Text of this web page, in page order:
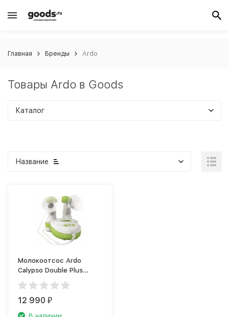
Главная Бренды Ardo
Товары Ardo в Goods
Каталог
Название
Молокоотсос Ardo
Calypso Double Plus
63.00.198
12 990₽